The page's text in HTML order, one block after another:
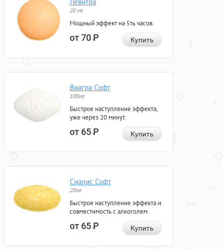
Левитра
20 мг
Мощный эффект на 5ть часов.
от 70Р Купить
Виагра Софт
100мг
Быстрое наступление эффекта,
уже через 20 минут.
от 65Р Купить
Сиалис Софт
20мг
Быстрое наступление эффекта и
совместимость с алкоголем.
от 65Р Купить